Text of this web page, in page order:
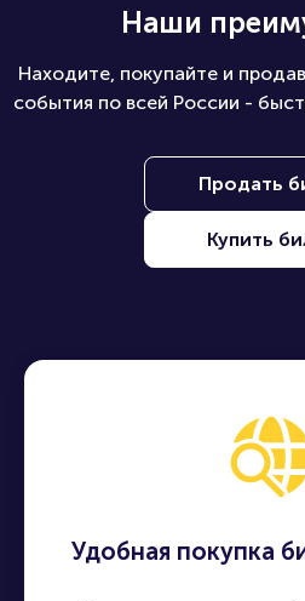
Наши
Находите, покупайте и
события по всей России -
Продать
Купить
Удобная покупка